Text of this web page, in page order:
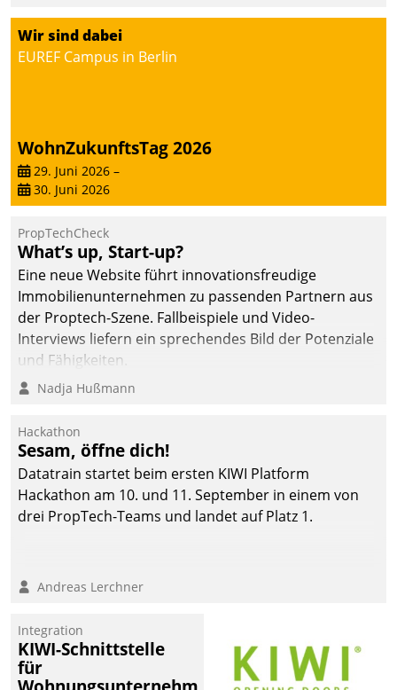
Wir sind dabei
EUREF Campus in Berlin
WohnZukunftsTag 2026
29. Juni 2026 –
30. Juni 2026
PropTechCheck
What’s up, Start-up?
Eine neue Website führt innovationsfreudige
Immobilienunternehmen zu passenden Partnern aus
der Proptech-Szene. Fallbeispiele und Video-
Interviews liefern ein sprechendes Bild der Potenziale
und Fähigkeiten.
Nadja Hußmann
Hackathon
Sesam, öffne dich!
Datatrain startet beim ersten KIWI Platform
Hackathon am 10. und 11. September in einem von
drei PropTech-Teams und landet auf Platz 1.
Andreas Lerchner
Integration
KIWI-Schnittstelle
für